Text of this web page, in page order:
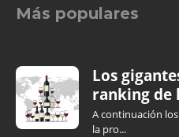
Más populares
Los
ranking de
A continuación
la pro...